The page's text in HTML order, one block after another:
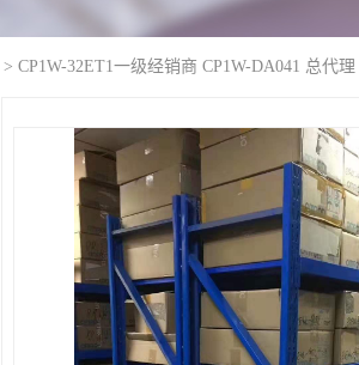
> CP1W-32ET1一级经销商 CP1W-DA041 总代理